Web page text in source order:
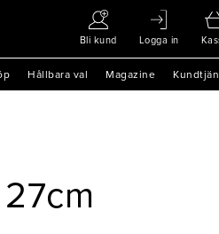
Bli kund Logga in
Hållbara val Magazine